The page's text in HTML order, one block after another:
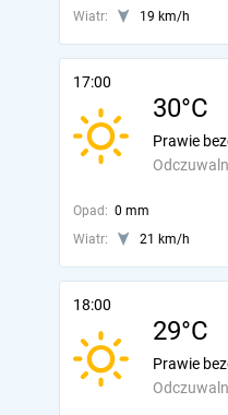
Wiatr:
19 km/h
17:00
30°C
Prawie
Opad: 0 mm
Wiatr:
21 km/h
18:00
29°C
Prawie